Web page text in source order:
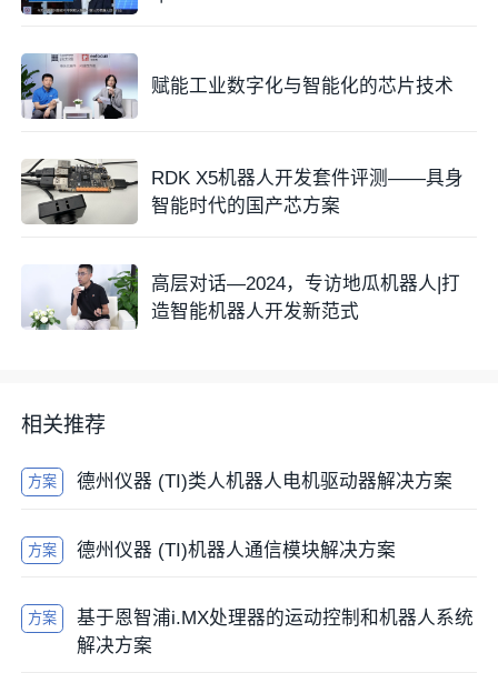
赋能工业数字化与智能化的芯片技术
RDK X5机器人开发套件评测——具身
智能时代的国产芯方案
高层对话—2024，专访地瓜机器人|打
造智能机器人开发新范式
相关推荐
方案 德州仪器 (TI)类人机器人电机驱动器解决方案
方案 德州仪器 (TI)机器人通信模块解决方案
方案
基于恩智浦i.MX处理器的运动控制和机器人系统
解决方案